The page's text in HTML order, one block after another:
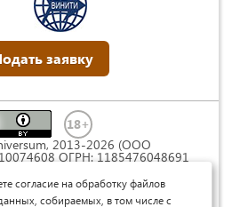
заявку
2013-2026 (ООО
ОГРН: 1185476048691
4.0
согласие на обработку файлов
собираемых, в том числе с